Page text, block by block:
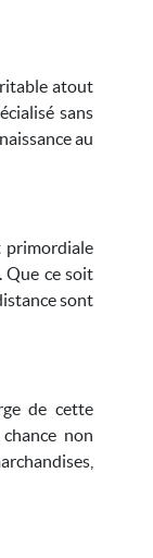
atout
sans
au
primordiale
Que ce soit
sont
de cette
non